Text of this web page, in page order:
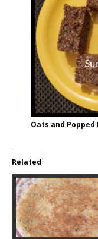
Oats and Popped
Related